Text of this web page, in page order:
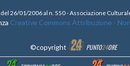
26/01/2006 al n. 550 - Associazione
Creative Commons Attribuzione -
©copyright
PUNTO24ORE